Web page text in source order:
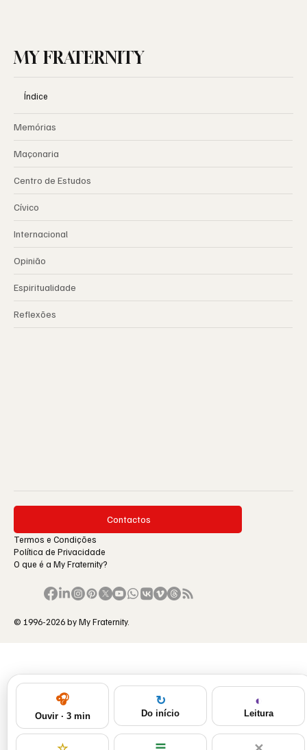
MY FRATERNITY
Índice
Memórias
Maçonaria
Centro de Estudos
Cívico
Internacional
Opinião
Espiritualidade
Reflexões
Contactos
Termos e Condições
Política de Privacidade
O que é a My Fraternity?
© 1996-2026 by My Fraternity.
🎧
Ouvir · 3 min
↻
Do início
◐
Leitura